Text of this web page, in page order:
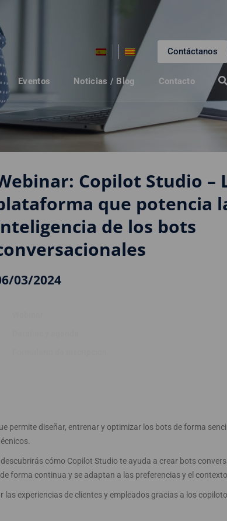
Contáctanos
Eventos Noticias / Blog Contacto
Copilot Studio –
que potencia
de los bots
03/2024
permite diseñar, entrenar y optimizar los bots de forma
cómo Copilot Studio te ayuda a crear bots
forma continua y se adaptan a las preferencias y el
experiencias de clientes y empleados gracias a los